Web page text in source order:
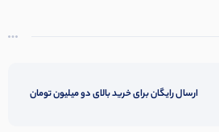
ارسال رایگان برای خرید بالای دو میلیون تومان